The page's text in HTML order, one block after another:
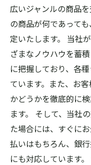
広いジャンルの商品
の商品が何であって
定いたします。 当社
ざまなノウハウを蓄
に把握しており、各
ています。また、お
かどうかを徹底的に
ます。 そして、当社
た場合には、すぐに
払いはもちろん、銀
にも対応しています